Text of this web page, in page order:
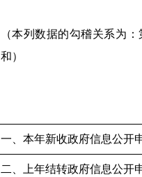
（本列数据的勾稽关系为
和）
一、本年新收政府信息公开
二、上年结转政府信息公开